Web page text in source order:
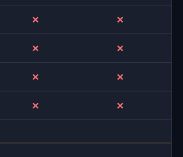
✗ ✗
✗ ✗
✗ ✗
✗ ✗